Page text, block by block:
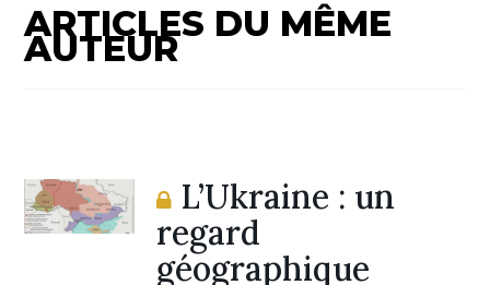
ARTICLES DU MÊME
AUTEUR
L’Ukraine : un
regard
géographique